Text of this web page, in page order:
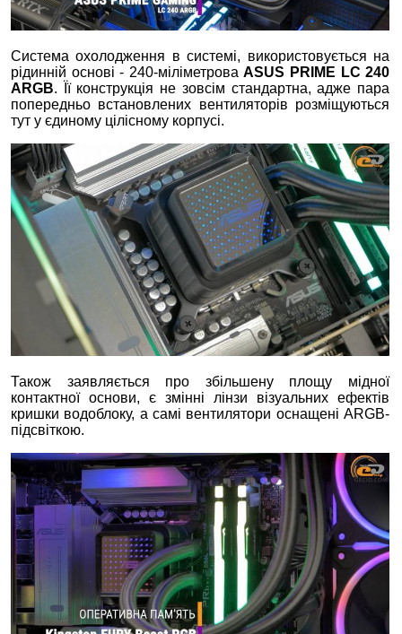
Система охолодження в системі, використовується на
рідинній основі - 240-міліметроваASUS PRIME LC 240
ARGB. Її конструкція не зовсім стандартна, адже пара
попередньо встановлених вентиляторів розміщуються
тут у єдиному цілісному корпусі.
Також заявляється про збільшену площу мідної
контактної основи, є змінні лінзи візуальних ефектів
кришки водоблоку, а самі вентилятори оснащені ARGB-
підсвіткою.